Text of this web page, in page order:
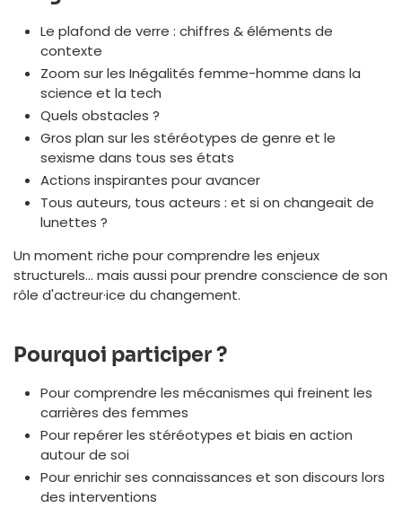
Le plafond de verre : chiffres & éléments de
contexte
Zoom sur les Inégalités femme-homme dans la
science et la tech
Quels obstacles ?
Gros plan sur les stéréotypes de genre et le
sexisme dans tous ses états
Actions inspirantes pour avancer
Tous auteurs, tous acteurs : et si on changeait de
lunettes ?
Un moment riche pour comprendre les enjeux
structurels… mais aussi pour prendre conscience de son
rôle d'actreur·ice du changement.
Pourquoi participer ?
Pour comprendre les mécanismes qui freinent les
carrières des femmes
Pour repérer les stéréotypes et biais en action
autour de soi
Pour enrichir ses connaissances et son discours lors
des interventions